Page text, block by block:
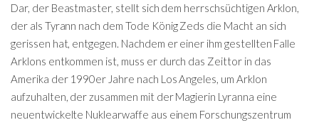
Dar, der Beastmaster, stellt sich dem herrschsüchtigen Arklon,
der als Tyrann nach dem Tode König Zeds die Macht an sich
gerissen hat, entgegen. Nachdem er einer ihm gestellten Falle
Arklons entkommen ist, muss er durch das Zeittor in das
Amerika der 1990er Jahre nach Los Angeles, um Arklon
aufzuhalten, der zusammen mit der Magierin Lyranna eine
neuentwickelte Nuklearwaffe aus einem Forschungszentrum